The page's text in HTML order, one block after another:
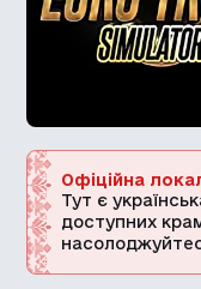
Офіційна
Тут є
доступних